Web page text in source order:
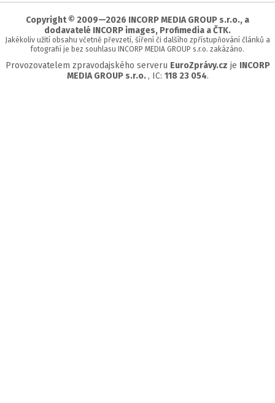
stránky
Copyright © 2009—2026 INCORP MEDIA GROUP s.r.o., a
dodavatelé INCORP images, Profimedia a ČTK.
Jakékoliv užití obsahu včetně převzetí, šíření či dalšího zpřístupňování článků a
fotografií je bez souhlasu INCORP MEDIA GROUP s.r.o. zakázáno.
Provozovatelem zpravodajského serveru EuroZprávy.cz je INCORP
MEDIA GROUP s.r.o. , IC: 118 23 054.